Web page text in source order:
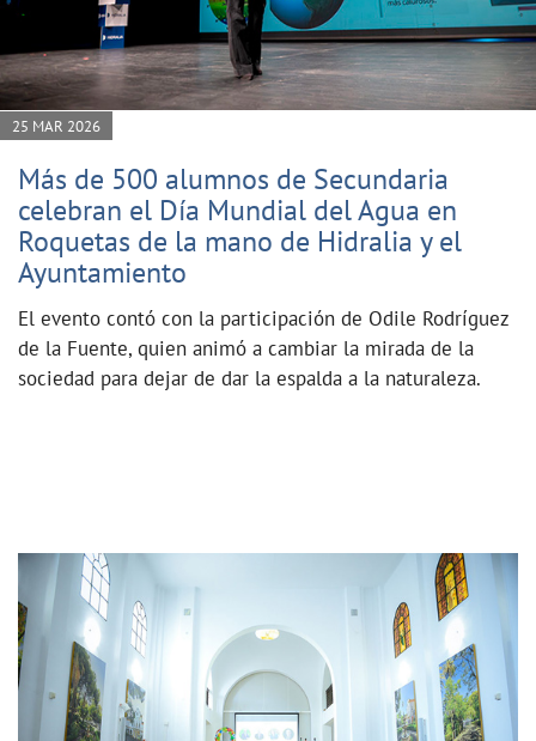
25 MAR 2026
Más de 500 alumnos de Secundaria
celebran el Día Mundial del Agua en
Roquetas de la mano de Hidralia y el
Ayuntamiento
El evento contó con la participación de Odile Rodríguez
de la Fuente, quien animó a cambiar la mirada de la
sociedad para dejar de dar la espalda a la naturaleza.